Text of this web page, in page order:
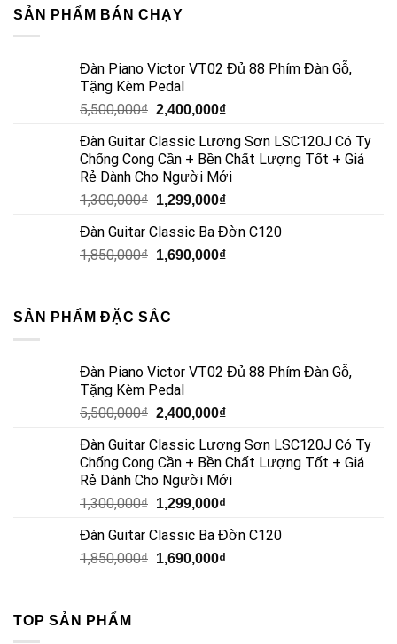
SẢN PHẨM BÁN CHẠY
Đàn Piano Victor VT02 Đủ 88 Phím Đàn Gỗ,
Tặng Kèm Pedal
5,500,000₫ 2,400,000₫
Đàn Guitar Classic Lương Sơn LSC120J Có Ty
Chống Cong Cần + Bền Chất Lượng Tốt + Giá
Rẻ Dành Cho Người Mới
1,300,000₫ 1,299,000₫
Đàn Guitar Classic Ba Đờn C120
1,850,000₫ 1,690,000₫
SẢN PHẨM ĐẶC SẮC
Đàn Piano Victor VT02 Đủ 88 Phím Đàn Gỗ,
Tặng Kèm Pedal
5,500,000₫ 2,400,000₫
Đàn Guitar Classic Lương Sơn LSC120J Có Ty
Chống Cong Cần + Bền Chất Lượng Tốt + Giá
Rẻ Dành Cho Người Mới
1,300,000₫ 1,299,000₫
Đàn Guitar Classic Ba Đờn C120
1,850,000₫ 1,690,000₫
TOP SẢN PHẨM